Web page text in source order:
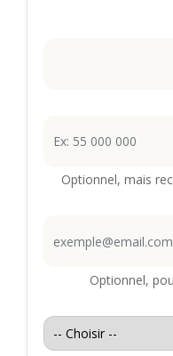
Optionnel, mais
Optionnel,